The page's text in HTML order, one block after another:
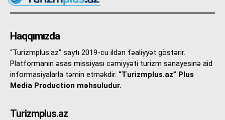
Haqqımızda
“Turizmplus.az” saytı 2019-cu ildən fəaliyyət göstərir.
Platformanın əsas missiyası cəmiyyəti turizm sənayesinə aid
informasiyalarla təmin etməkdir. “Turizmplus.az” Plus
Media Production məhsuludur.
Turizmplus.az